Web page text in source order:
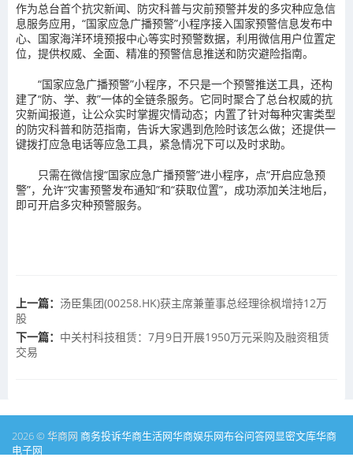
作为总台首个抗灾新闻、防灾科普与灾前预警并发的多灾种应急信
息服务应用，“国家应急广播预警”小程序接入国家预警信息发布中
心、国家海洋环境预报中心等实时预警数据，利用微信用户位置定
位， 提供权威、全面、精准的预警信息推送和防灾避险指南。
“国家应急广播预警”小程序，不只是一个预警推送工具，还构
建了“防、学、救”一体的全链条服务。它同时聚合了总台权威的抗
灾新闻报道，让公众实时掌握灾情动态； 内置了针对每种灾害类型
的防灾科普和防范指南，告诉大家遇到危险时该怎么做；还提供一
键拨打应急电话等应急工具，紧急情况下可以及时求助。
只需在微信搜“国家应急广播预警”进小程序，点“开启应急预
警”，允许“灾害预警发布通知”和“获取位置”，成功添加关注地后，
即可开启多灾种预警服务。
上一篇： 汤臣集团(00258.HK)获主席兼董事总经理徐枫增持12万
股
下一篇： 中关村科技租赁：7月9日开展1950万元采购及融资租赁
交易
2026 © 华商网 商务投诉华商生活网华商娱乐网布谷问答网显密文库华商
电子网